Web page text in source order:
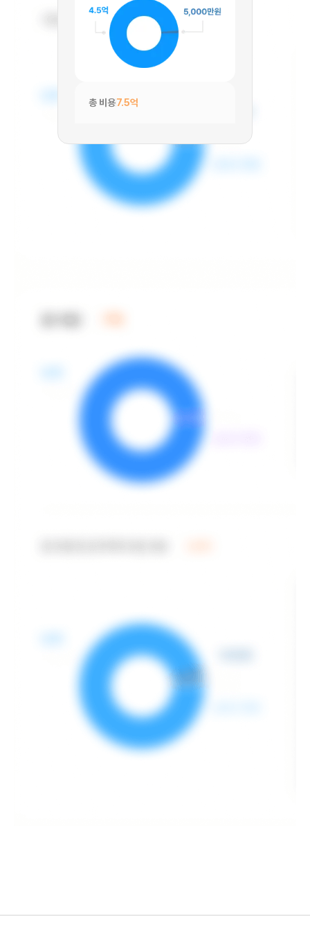
총 비용7.5억